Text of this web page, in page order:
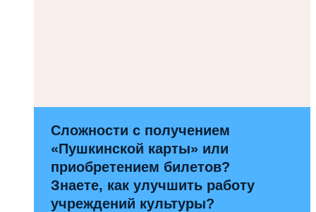
Сложности с получением
«Пушкинской карты» или
приобретением билетов?
Знаете, как улучшить работу
учреждений культуры?